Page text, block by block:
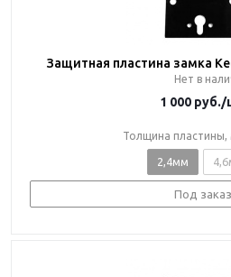
Защитная пластина замка
Нет в
1 000 руб./
Толщина
2,4мм
Под заказ